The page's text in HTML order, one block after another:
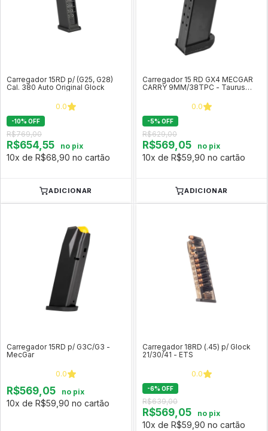
Carregador 15RD p/ (G25, G28)
Cal. 380 Auto Original Glock
0.0
-10% OFF
R$769,00
R$654,55 no pix
10x de R$68,90 no cartão
ADICIONAR
Carregador 15 RD GX4 MECGAR
CARRY 9MM/38TPC - Taurus
0.0
-5% OFF
R$629,00
R$569,05 no pix
10x de R$59,90 no cartão
ADICIONAR
Carregador 15RD p/ G3C/G3 -
MecGar
0.0
R$569,05 no pix
10x de R$59,90 no cartão
Carregador 18RD (.45) p/ Glock
21/30/41 - ETS
0.0
-6% OFF
R$639,00
R$569,05 no pix
10x de R$59,90 no cartão